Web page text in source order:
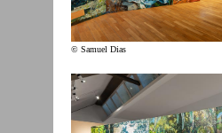
© Samuel Dias